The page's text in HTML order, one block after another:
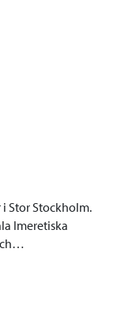
Stor Stockholm.
Imeretiska